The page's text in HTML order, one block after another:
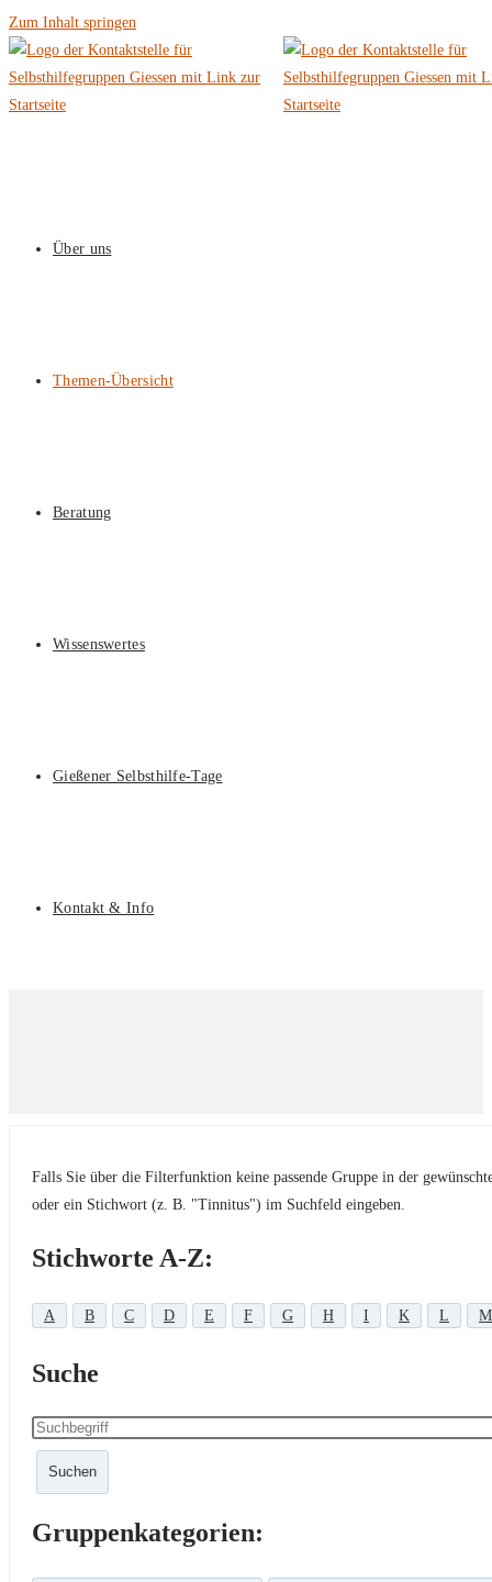
Zum Inhalt springen
Über uns
Themen-Übersicht
Beratung
Wissenswertes
Gießener Selbsthilfe-Tage
Kontakt & Info
Falls Sie über die Filterfunktion keine passende Gruppe in der
oder ein Stichwort (z. B. "Tinnitus") im Suchfeld eingeben.
Stichworte A-Z:
A B C D E F G H I K L M
Suche
Suchen
Gruppenkategorien: